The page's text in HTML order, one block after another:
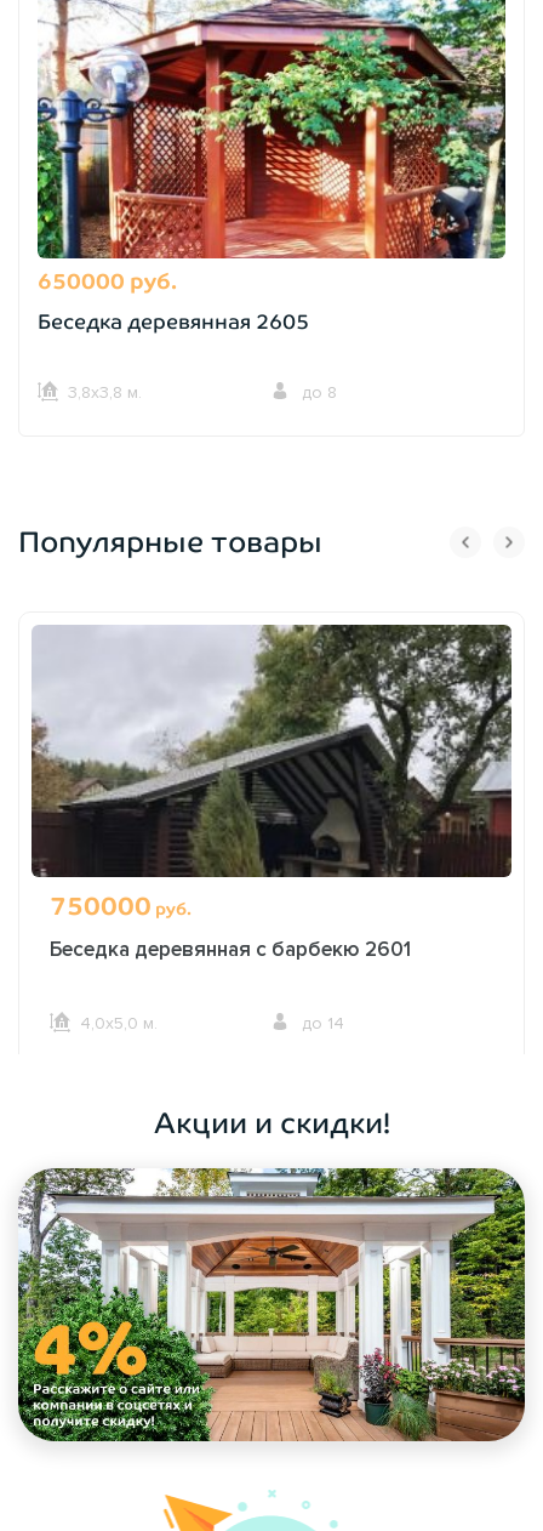
650000 руб.
Беседка деревянная 2605
3,8х3,8 м. до 8
Популярные товары
750000 руб.
Беседка деревянная с барбекю 2601
4,0х5,0 м. до 14
Акции и скидки!